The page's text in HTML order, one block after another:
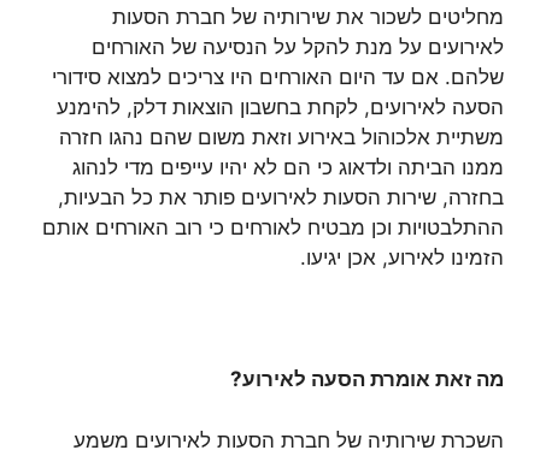
מחליטים לשכור את שירותיה של חברת הסעות
לאירועים על מנת להקל על הנסיעה של האורחים
שלהם. אם עד היום האורחים היו צריכים למצוא סידורי
הסעה לאירועים, לקחת בחשבון הוצאות דלק, להימנע
משתיית אלכוהול באירוע וזאת משום שהם נהגו חזרה
ממנו הביתה ולדאוג כי הם לא יהיו עייפים מדי לנהוג
בחזרה, שירות הסעות לאירועים פותר את כל הבעיות,
ההתלבטויות וכן מבטיח לאורחים כי רוב האורחים אותם
הזמינו לאירוע, אכן יגיעו.
מה זאת אומרת הסעה לאירוע?
השכרת שירותיה של חברת הסעות לאירועים משמע